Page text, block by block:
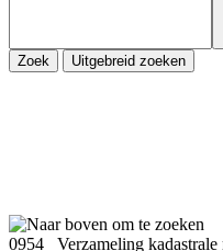
Zoek Uitgebreid zoeken
0954 Verzameling kadastrale